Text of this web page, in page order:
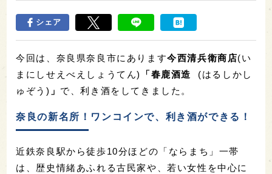
シェア
今回は、奈良県奈良市にあります今西清兵衛商店(い
まにしせえべえしょうてん)
「春鹿酒造 (はるしかし
ゅぞう) 」 で、利き酒をしてきました。
奈良の新名所！ワンコインで、利き酒ができる！
近鉄奈良駅から徒歩10分ほどの「ならまち」一帯
は、歴史情緒あふれる古民家や、若い女性を中心に